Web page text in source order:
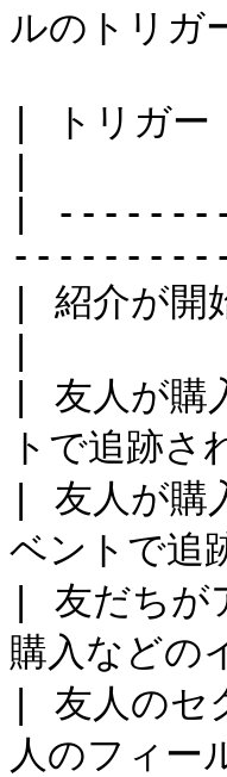
ルのトリガ
| トリ
|
| 紹介が
| 友人が
トで追跡
| 友人が
ベントで追
| 友だち
購入などの
| 友人のセ
人のフィー